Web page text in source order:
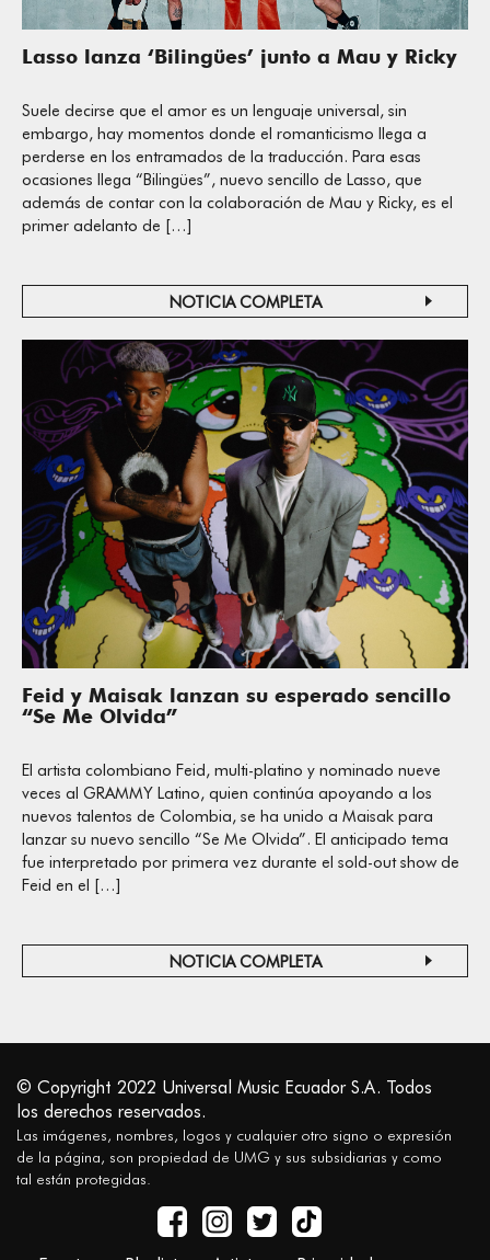
Lasso lanza ‘Bilingües’ junto a Mau y Ricky
Suele decirse que el amor es un lenguaje universal, sin
embargo, hay momentos donde el romanticismo llega a
perderse en los entramados de la traducción. Para esas
ocasiones llega “Bilingües”, nuevo sencillo de Lasso, que
además de contar con la colaboración de Mau y Ricky, es el
primer adelanto de […]
NOTICIA COMPLETA
Feid y Maisak lanzan su esperado sencillo
“Se Me Olvida”
El artista colombiano Feid, multi-platino y nominado nueve
veces al GRAMMY Latino, quien continúa apoyando a los
nuevos talentos de Colombia, se ha unido a Maisak para
lanzar su nuevo sencillo “Se Me Olvida”. El anticipado tema
fue interpretado por primera vez durante el sold-out show de
Feid en el […]
NOTICIA COMPLETA
© Copyright 2022 Universal Music Ecuador S.A. Todos
los derechos reservados.
Las imágenes, nombres, logos y cualquier otro signo o expresión
de la página, son propiedad de UMG y sus subsidiarias y como
tal están protegidas.